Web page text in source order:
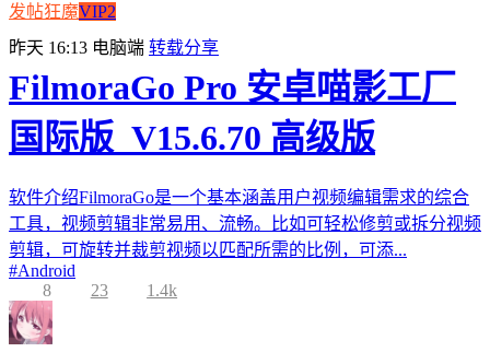
发帖狂魔VIP2
昨天 16:13 电脑端 转载分享
FilmoraGo Pro 安卓喵影工厂
国际版_V15.6.70 高级版
软件介绍FilmoraGo是一个基本涵盖用户视频编辑需求的综合
工具，视频剪辑非常易用、流畅。比如可轻松修剪或拆分视频
剪辑，可旋转并裁剪视频以匹配所需的比例，可添...
#Android
8
23 1.4k